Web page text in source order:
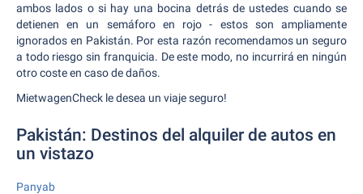
ambos lados o si hay una bocina detrás de ustedes cuando se
detienen en un semáforo en rojo - estos son ampliamente
ignorados en Pakistán. Por esta razón recomendamos un seguro
a todo riesgo sin franquicia. De este modo, no incurrirá en ningún
otro coste en caso de daños.
MietwagenCheck le desea un viaje seguro!
Pakistán: Destinos del alquiler de autos en
un vistazo
Panyab